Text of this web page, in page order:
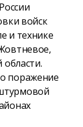
войск
и технике
области.
поражение